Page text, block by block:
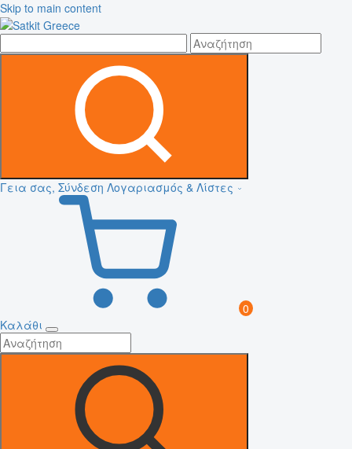
Skip to main content
Γεια σας, Σύνδεση Λογαριασμός & Λίστες
0
Καλάθι